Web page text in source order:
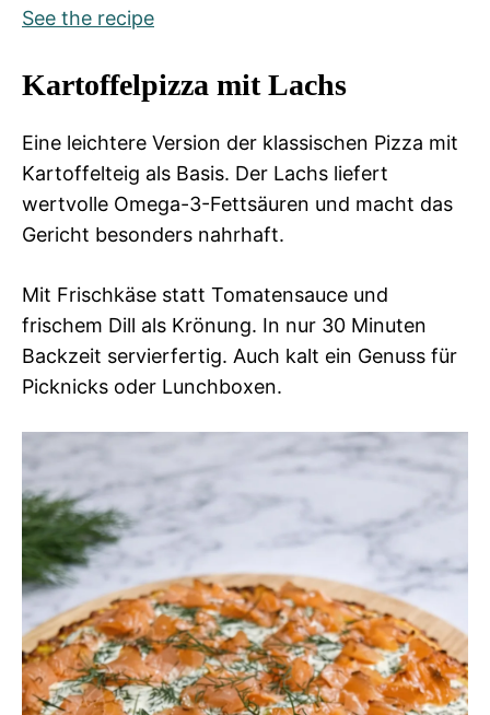
See the recipe
Kartoffelpizza mit Lachs
Eine leichtere Version der klassischen Pizza mit
Kartoffelteig als Basis. Der Lachs liefert
wertvolle Omega-3-Fettsäuren und macht das
Gericht besonders nahrhaft.
Mit Frischkäse statt Tomatensauce und
frischem Dill als Krönung. In nur 30 Minuten
Backzeit servierfertig. Auch kalt ein Genuss für
Picknicks oder Lunchboxen.